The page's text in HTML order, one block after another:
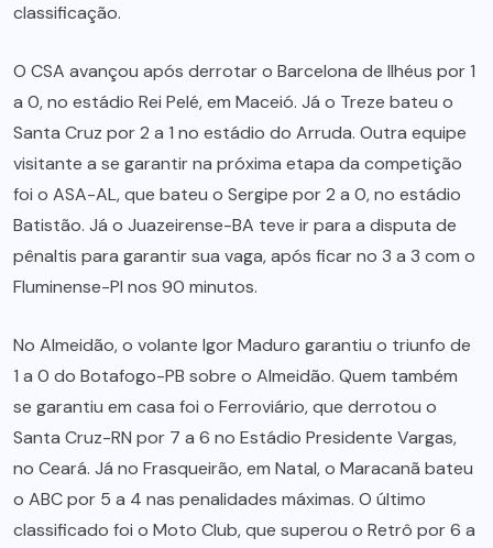
classificação.
O CSA avançou após derrotar o Barcelona de Ilhéus por 1
a 0, no estádio Rei Pelé, em Maceió. Já o Treze bateu o
Santa Cruz por 2 a 1 no estádio do Arruda. Outra equipe
visitante a se garantir na próxima etapa da competição
foi o ASA-AL, que bateu o Sergipe por 2 a 0, no estádio
Batistão. Já o Juazeirense-BA teve ir para a disputa de
pênaltis para garantir sua vaga, após ficar no 3 a 3 com o
Fluminense-PI nos 90 minutos.
No Almeidão, o volante Igor Maduro garantiu o triunfo de
1 a 0 do Botafogo-PB sobre o Almeidão. Quem também
se garantiu em casa foi o Ferroviário, que derrotou o
Santa Cruz-RN por 7 a 6 no Estádio Presidente Vargas,
no Ceará. Já no Frasqueirão, em Natal, o Maracanã bateu
o ABC por 5 a 4 nas penalidades máximas. O último
classificado foi o Moto Club, que superou o Retrô por 6 a